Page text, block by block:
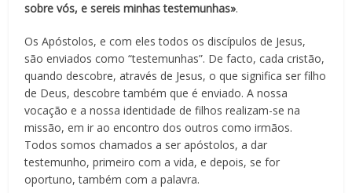
sobre vós, e sereis minhas testemunhas».
Os Apóstolos, e com eles todos os discípulos de Jesus,
são enviados como “testemunhas”. De facto, cada cristão,
quando descobre, através de Jesus, o que significa ser filho
de Deus, descobre também que é enviado. A nossa
vocação e a nossa identidade de filhos realizam-se na
missão, em ir ao encontro dos outros como irmãos.
Todos somos chamados a ser apóstolos, a dar
testemunho, primeiro com a vida, e depois, se for
oportuno, também com a palavra.